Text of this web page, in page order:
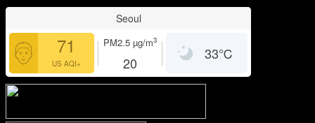
Seoul
71
US AQI+
PM2.5 µg/m3
20
33℃